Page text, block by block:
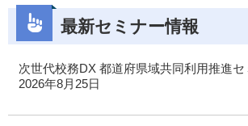
最新セミナー情報
次世代校務DX 都道府県域共同利用推進セ
2026年8月25日